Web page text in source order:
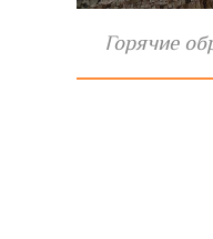
Горячие